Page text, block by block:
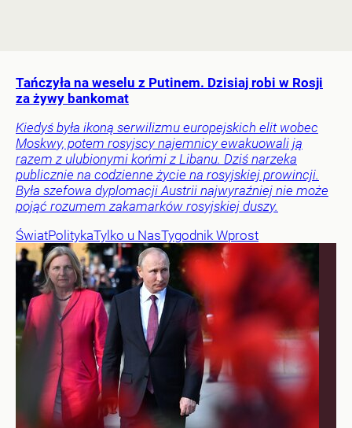
Tańczyła na weselu z Putinem. Dzisiaj robi w Rosji
za żywy bankomat
Kiedyś była ikoną serwilizmu europejskich elit wobec
Moskwy, potem rosyjscy najemnicy ewakuowali ją
razem z ulubionymi końmi z Libanu. Dziś narzeka
publicznie na codzienne życie na rosyjskiej prowincji.
Była szefowa dyplomacji Austrii najwyraźniej nie może
pojąć rozumem zakamarków rosyjskiej duszy.
ŚwiatPolitykaTylko u NasTygodnik Wprost